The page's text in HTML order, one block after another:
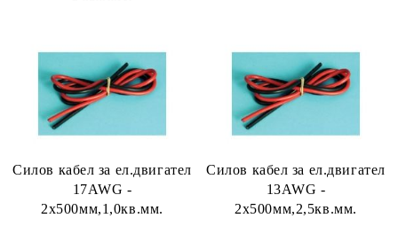
Силов кабел за ел.двигател
17AWG -
2x500мм,1,0кв.мм.
Силов кабел за ел.двигател
13AWG -
2x500мм,2,5кв.мм.